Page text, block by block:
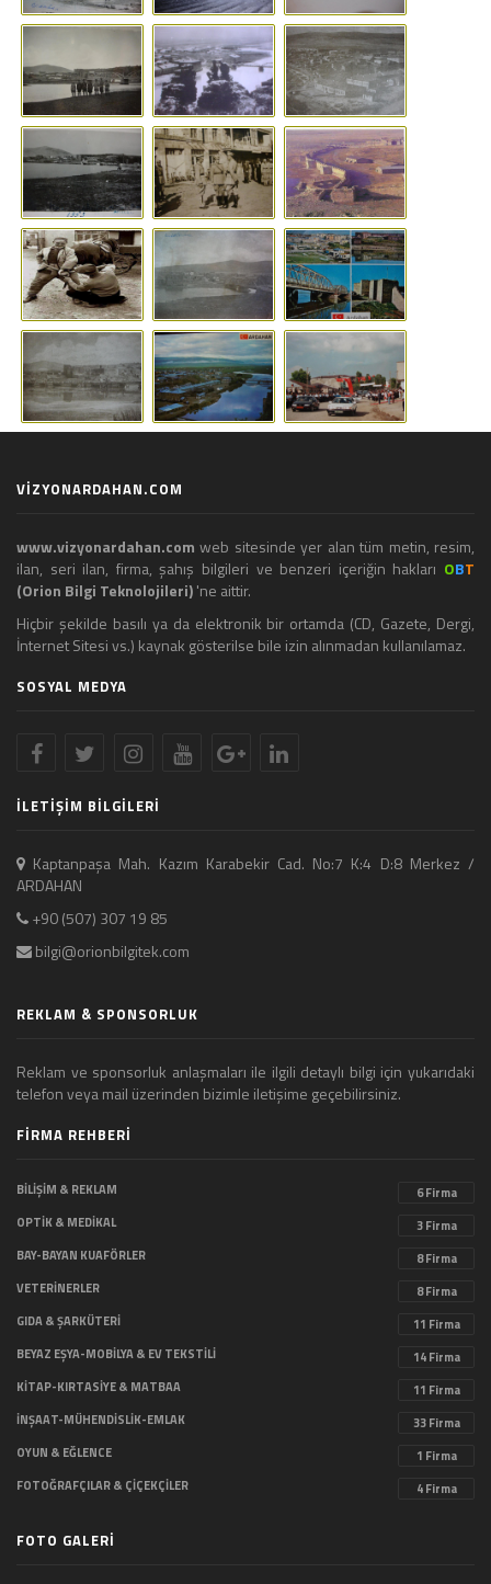
VİZYONARDAHAN.COM
www.vizyonardahan.com web sitesinde yer alan tüm metin, resim,
ilan, seri ilan, firma, şahış bilgileri ve benzeri içeriğin hakları OBT
(Orion Bilgi Teknolojileri)'ne aittir.
Hiçbir şekilde basılı ya da elektronik bir ortamda (CD, Gazete, Dergi,
İnternet Sitesi vs.) kaynak gösterilse bile izin alınmadan kullanılamaz.
SOSYAL MEDYA
İLETİŞİM BİLGİLERİ
Kaptanpaşa Mah. Kazım Karabekir Cad. No:7 K:4 D:8 Merkez /
ARDAHAN
+90 (507) 307 19 85
bilgi@orionbilgitek.com
REKLAM & SPONSORLUK
Reklam ve sponsorluk anlaşmaları ile ilgili detaylı bilgi için yukarıdaki
telefon veya mail üzerinden bizimle iletişime geçebilirsiniz.
FİRMA REHBERİ
BİLİŞİM & REKLAM
6 Firma
OPTİK & MEDİKAL
3 Firma
BAY-BAYAN KUAFÖRLER
8 Firma
VETERİNERLER
8 Firma
GIDA & ŞARKÜTERİ
11 Firma
BEYAZ EŞYA-MOBİLYA & EV TEKSTİLİ
14 Firma
KİTAP-KIRTASİYE & MATBAA
11 Firma
İNŞAAT-MÜHENDİSLİK-EMLAK
33 Firma
OYUN & EĞLENCE
1 Firma
FOTOĞRAFÇILAR & ÇİÇEKÇİLER
4 Firma
FOTO GALERİ